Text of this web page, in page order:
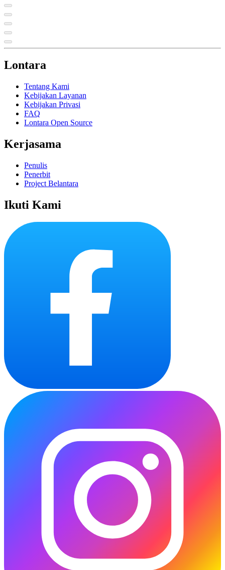
Lontara
Tentang Kami
Kebijakan Layanan
Kebijakan Privasi
FAQ
Lontara Open Source
Kerjasama
Penulis
Penerbit
Project Belantara
Ikuti Kami